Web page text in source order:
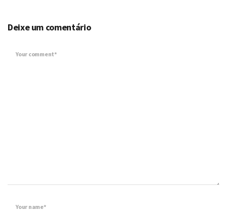
Deixe um comentário
Your comment*
Your name*